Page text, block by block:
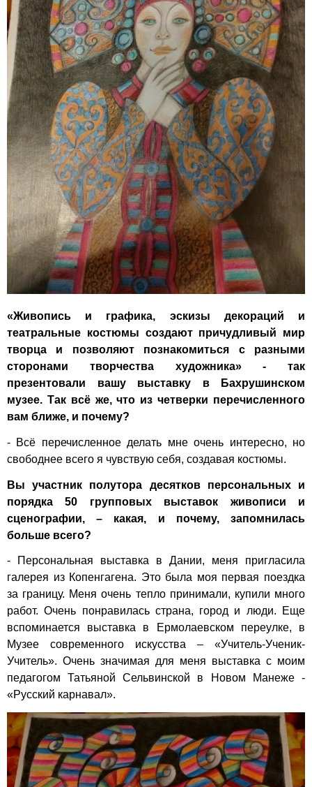
«Живопись и графика, эскизы декораций и
театральные костюмы создают причудливый мир
творца и позволяют познакомиться с разными
сторонами творчества художника» - так
презентовали вашу выставку в Бахрушинском
музее. Так всё же, что из четверки перечисленного
вам ближе, и почему?
- Всё перечисленное делать мне очень интересно, но
свободнее всего я чувствую себя, создавая костюмы.
Вы участник полутора десятков персональных и
порядка 50 групповых выставок живописи и
сценографии, – какая, и почему, запомнилась
больше всего?
- Персональная выставка в Дании, меня пригласила
галерея из Копенгагена. Это была моя первая поездка
за границу. Меня очень тепло принимали, купили много
работ. Очень понравилась страна, город и люди. Еще
вспоминается выставка в Ермолаевском переулке, в
Музее современного искусства – «Учитель-Ученик-
Учитель». Очень значимая для меня выставка с моим
педагогом Татьяной Сельвинской в Новом Манеже -
«Русский карнавал».